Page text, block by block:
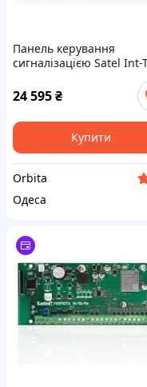
Панель керування
сигналізацією Satel Int-
24 595₴
Купити
Orbita
Одеса